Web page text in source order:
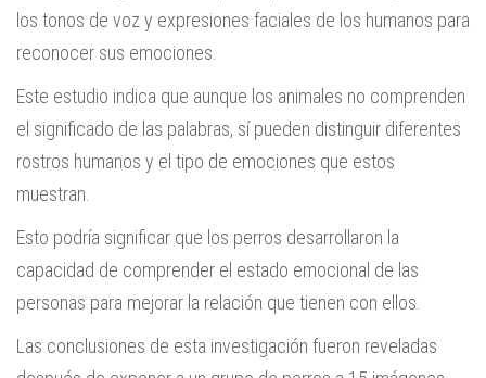
los tonos de voz y expresiones faciales de los humanos para
reconocer sus emociones.
Este estudio indica que aunque los animales no comprenden
el significado de las palabras, sí pueden distinguir diferentes
rostros humanos y el tipo de emociones que estos
muestran.
Esto podría significar que los perros desarrollaron la
capacidad de comprender el estado emocional de las
personas para mejorar la relación que tienen con ellos.
Las conclusiones de esta investigación fueron reveladas